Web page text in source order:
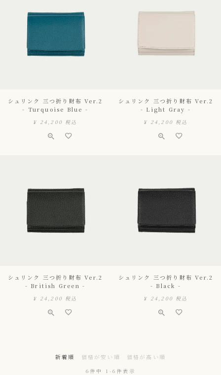
シュリンク 三つ折り財布 Ver.2
- Turquoise Blue -
¥ 24,200 税込
シュリンク 三つ折り財布 Ver.2
- Light Gray -
¥ 24,200 税込
シュリンク 三つ折り財布 Ver.2
- British Green -
¥ 24,200 税込
シュリンク 三つ折り財布 Ver.2
- Black -
¥ 24,200 税込
新着順 価格が安い順 価格が高い順
6 件中 1 - 6 件表示